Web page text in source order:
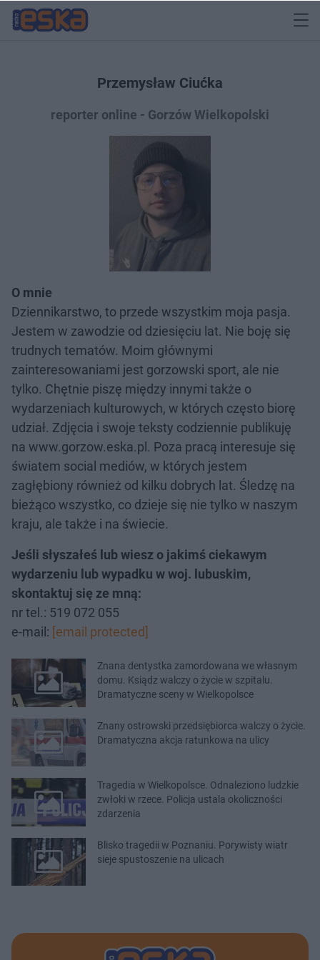
Przemysław Ciućka
reporter online - Gorzów Wielkopolski
O mnie
Dziennikarstwo, to przede wszystkim moja pasja.
Jestem w zawodzie od dziesięciu lat. Nie boję się
trudnych tematów. Moim głównymi
zainteresowaniami jest gorzowski sport, ale nie
tylko. Chętnie piszę między innymi także o
wydarzeniach kulturowych, w których często biorę
udział. Zdjęcia i swoje teksty codziennie publikuję
na www.gorzow.eska.pl. Poza pracą interesuje się
światem social mediów, w których jestem
zagłębiony również od kilku dobrych lat. Śledzę na
bieżąco wszystko, co dzieje się nie tylko w naszym
kraju, ale także i na świecie.
Jeśli słyszałeś lub wiesz o jakimś ciekawym
wydarzeniu lub wypadku w woj. lubuskim,
skontaktuj się ze mną:
nr tel.: 519 072 055
e-mail: [email protected]
Znana dentystka zamordowana we własnym
domu. Ksiądz walczy o życie w szpitalu.
Dramatyczne sceny w Wielkopolsce
Znany ostrowski przedsiębiorca walczy o życie.
Dramatyczna akcja ratunkowa na ulicy
Tragedia w Wielkopolsce. Odnaleziono ludzkie
zwłoki w rzece. Policja ustala okoliczności
zdarzenia
Blisko tragedii w Poznaniu. Porywisty wiatr
sieje spustoszenie na ulicach